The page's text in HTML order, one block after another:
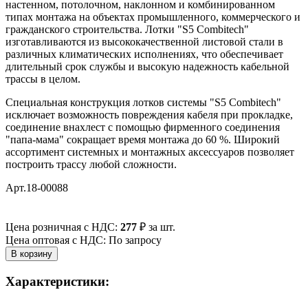
настенном, потолочном, наклонном и комбинированном
типах монтажа на объектах промышленного, коммерческого и
гражданского строительства. Лотки "S5 Combitech"
изготавливаются из высококачественной листовой стали в
различных климатических исполнениях, что обеспечивает
длительный срок службы и высокую надежность кабельной
трассы в целом.
Специальная конструкция лотков системы "S5 Combitech"
исключает возможность повреждения кабеля при прокладке,
соединение внахлест с помощью фирменного соединения
"папа-мама" сокращает время монтажа до 60 %. Широкий
ассортимент системных и монтажных аксессуаров позволяет
построить трассу любой сложности.
Арт.18-00088
Цена розничная с НДС: 277 ₽ за шт.
Цена оптовая с НДС: По запросу
Характеристики: